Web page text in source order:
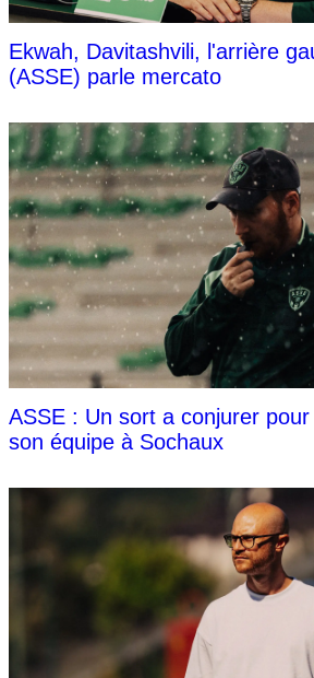
Ekwah, Davitashvili, l'arrière
(ASSE) parle mercato
ASSE : Un sort a conjurer
son équipe à Sochaux